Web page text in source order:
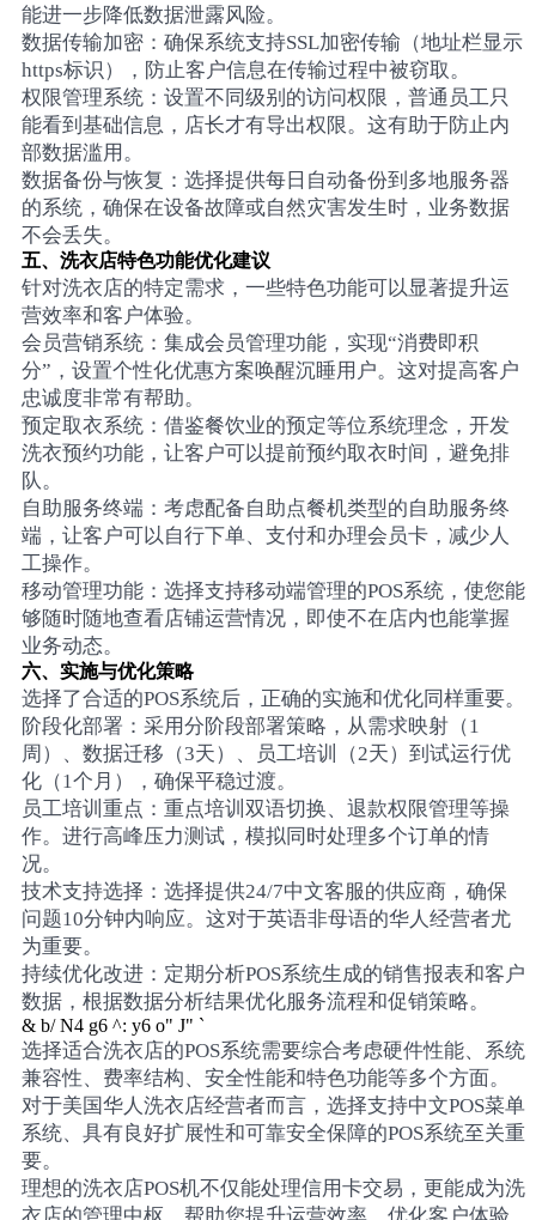
能进一步降低数据泄露风险。
数据传输加密：确保系统支持SSL加密传输（地址栏显示
https标识），防止客户信息在传输过程中被窃取。
权限管理系统：设置不同级别的访问权限，普通员工只
能看到基础信息，店长才有导出权限。这有助于防止内
部数据滥用。
数据备份与恢复：选择提供每日自动备份到多地服务器
的系统，确保在设备故障或自然灾害发生时，业务数据
不会丢失。
五、洗衣店特色功能优化建议
针对洗衣店的特定需求，一些特色功能可以显著提升运
营效率和客户体验。
会员营销系统：集成会员管理功能，实现“消费即积
分”，设置个性化优惠方案唤醒沉睡用户。这对提高客户
忠诚度非常有帮助。
预定取衣系统：借鉴餐饮业的预定等位系统理念，开发
洗衣预约功能，让客户可以提前预约取衣时间，避免排
队。
自助服务终端：考虑配备自助点餐机类型的自助服务终
端，让客户可以自行下单、支付和办理会员卡，减少人
工操作。
移动管理功能：选择支持移动端管理的POS系统，使您能
够随时随地查看店铺运营情况，即使不在店内也能掌握
业务动态。
六、实施与优化策略
选择了合适的POS系统后，正确的实施和优化同样重要。
阶段化部署：采用分阶段部署策略，从需求映射（1
周）、数据迁移（3天）、员工培训（2天）到试运行优
化（1个月），确保平稳过渡。
员工培训重点：重点培训双语切换、退款权限管理等操
作。进行高峰压力测试，模拟同时处理多个订单的情
况。
技术支持选择：选择提供24/7中文客服的供应商，确保
问题10分钟内响应。这对于英语非母语的华人经营者尤
为重要。
持续优化改进：定期分析POS系统生成的销售报表和客户
数据，根据数据分析结果优化服务流程和促销策略。
& b/ N4 g6 ^: y6 o" J" `
选择适合洗衣店的POS系统需要综合考虑硬件性能、系统
兼容性、费率结构、安全性能和特色功能等多个方面。
对于美国华人洗衣店经营者而言，选择支持中文POS菜单
系统、具有良好扩展性和可靠安全保障的POS系统至关重
要。
理想的洗衣店POS机不仅能处理信用卡交易，更能成为洗